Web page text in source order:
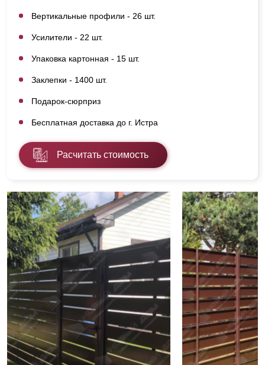
Вертикальные профили - 26 шт.
Усилители - 22 шт.
Упаковка картонная - 15 шт.
Заклепки - 1400 шт.
Подарок-сюрприз
Бесплатная доставка до г. Истра
Расчитать стоимость